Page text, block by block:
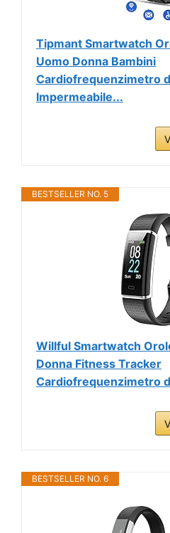
Tipmant Smartwatch
Uomo Donna Bambini
Cardiofrequenzimetro
Impermeabile...
BESTSELLER NO. 5
Willful Smartwatch
Donna Fitness Tracker
Cardiofrequenzimetro
BESTSELLER NO. 6